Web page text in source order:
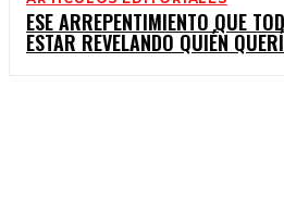
ESE ARREPENTIMIENTO QUE
ESTAR REVELANDO QUIÉN